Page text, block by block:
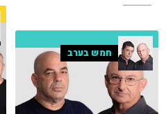
חמש בערב